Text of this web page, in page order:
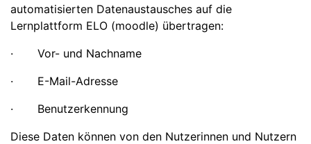
automatisierten Datenaustausches auf die
Lernplattform ELO (moodle) übertragen:
· Vor- und Nachname
· E-Mail-Adresse
· Benutzerkennung
Diese Daten können von den Nutzerinnen und Nutzern